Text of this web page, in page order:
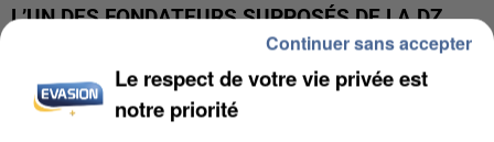
L’UN DES FONDATEURS SUPPOSÉS DE LA DZ
MAFIA INTERPELLÉ EN ALGÉRIE
Le respect de votre vie privée est
notre priorité
Continuer sans accepter